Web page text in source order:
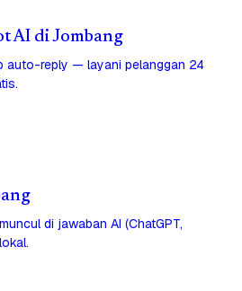
AI di Jombang
auto-reply — layani pelanggan 24
di jawaban AI (ChatGPT,